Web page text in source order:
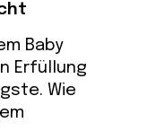
Baby
Erfüllung
Wie